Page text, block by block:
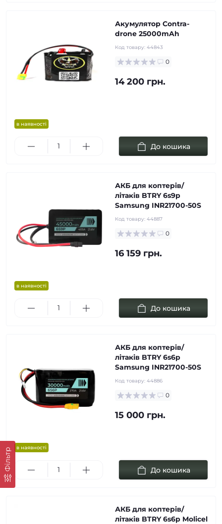
Фільтр
в наявності
Акумулятор Contra-
drone 25000mAh
Код товару: 44843
0
14 200 грн.
До кошика
в наявності
АКБ для коптерів/
літаків BTRY 6s9p
Samsung INR21700-50S
Код товару: 44887
0
16 159 грн.
До кошика
в наявності
АКБ для коптерів/
літаків BTRY 6s6p
Samsung INR21700-50S
Код товару: 44886
0
15 000 грн.
До кошика
АКБ для коптерів/
літаків BTRY 6s6p Molicel